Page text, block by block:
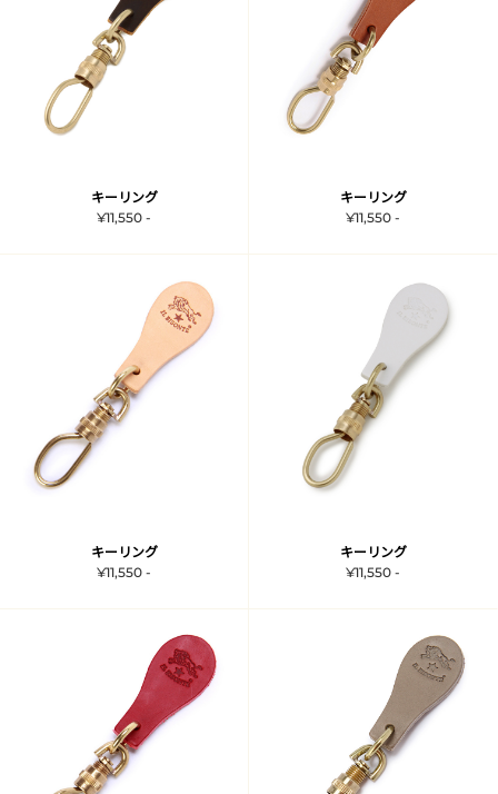
キーリング
¥11,550 -
キーリング
¥11,550 -
キーリング
¥11,550 -
キーリング
¥11,550 -